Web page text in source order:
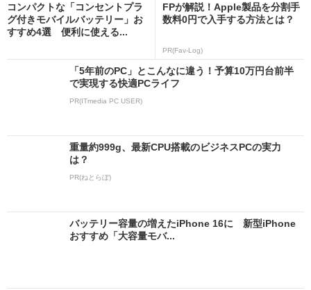
コンパクトな「コンセントプラ
グ付きモバイルバッテリー」お
すすめ4選 便利に使える...
FPが解説！Apple製品を分割手
数料0円で入手する方法とは？
PR(Fav-Log)
「5年前のPC」とこんなに違う！予算10万円台前半
で実現する快適PCライフ
PR(ITmedia PC USER)
重量約999g、最新CPU搭載のビジネスPCの実力
は？
PR(ねとらぼ)
バッテリー容量の増えたiPhone 16に 新型iPhone
おすすめ「大容量モバ...